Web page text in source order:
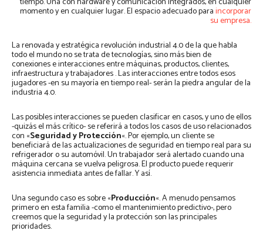
momento y en cualquier lugar. El espacio adecuado paraincorporar
su empresa.
La renovada y estratégica revolución industrial 4.0 de la que habla
todo el mundo no se trata de tecnologías, sino más bien de
conexiones e interacciones entre máquinas, productos, clientes,
infraestructura y trabajadores . Las interacciones entre todos esos
jugadores -en su mayoría en tiempo real- serán la piedra angular de la
industria 4.0.
Las posibles interacciones se pueden clasificar en casos, y uno de ellos
-quizás el más crítico- se referirá a todos los casos de uso relacionados
con «Seguridad y Protección«. Por ejemplo, un cliente se
beneficiará de las actualizaciones de seguridad en tiempo real para su
refrigerador o su automóvil. Un trabajador será alertado cuando una
máquina cercana se vuelva peligrosa. El producto puede requerir
asistencia inmediata antes de fallar. Y así.
Una segundo caso es sobre «Producción«. A menudo pensamos
primero en esta familia -como el mantenimiento predictivo-, pero
creemos que la seguridad y la protección son las principales
prioridades.